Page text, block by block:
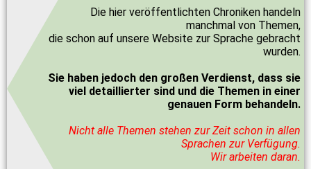
Die hier veröffentlichten Chroniken handeln
manchmal von Themen,
die schon auf unsere Website zur Sprache gebracht
wurden.
Sie haben jedoch den großen Verdienst, dass sie
viel detaillierter sind und die Themen in einer
genauen Form behandeln.
Nicht alle Themen stehen zur Zeit schon in allen
Sprachen zur Verfügung.
Wir arbeiten daran.